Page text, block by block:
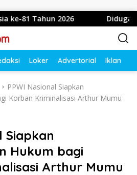
2026 Diduga Intimidasi
Loker Advertorial Iklan
PPWI Nasional Siapkan
Korban Kriminalisasi Arthur Mumu
Siapkan
Hukum bagi
Arthur Mumu